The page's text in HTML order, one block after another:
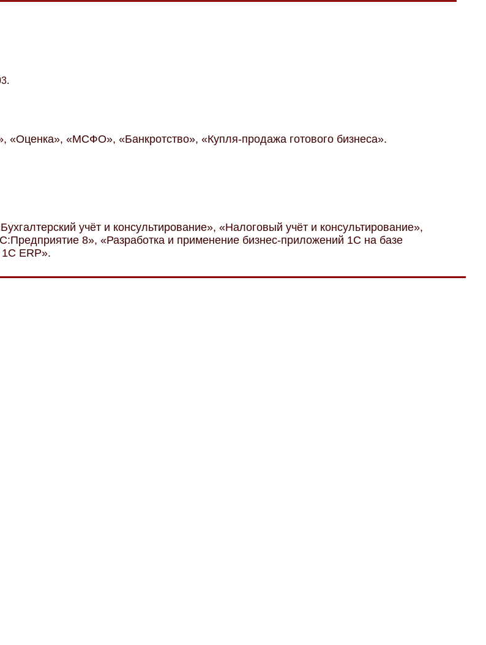
«Оценка», «МСФО», «Банкротство», «Купля-продажа готового бизнеса».
учёт и консультирование», «Налоговый учёт и консультирование»,
8», «Разработка и применение бизнес-приложений 1С на базе
ERP».